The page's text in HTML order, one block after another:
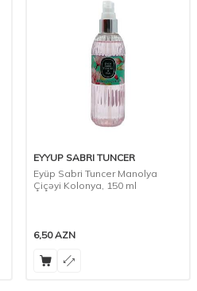
EYYUP SABRI TUNCER
Eyüp Sabri Tuncer Manolya
Çiçəyi Kolonya, 150 ml
6,50AZN